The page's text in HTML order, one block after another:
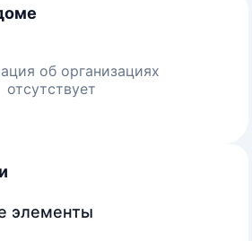
об организациях
отсутствует
элементы